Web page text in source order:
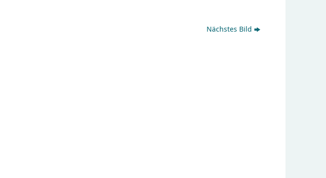
Nächstes Bild